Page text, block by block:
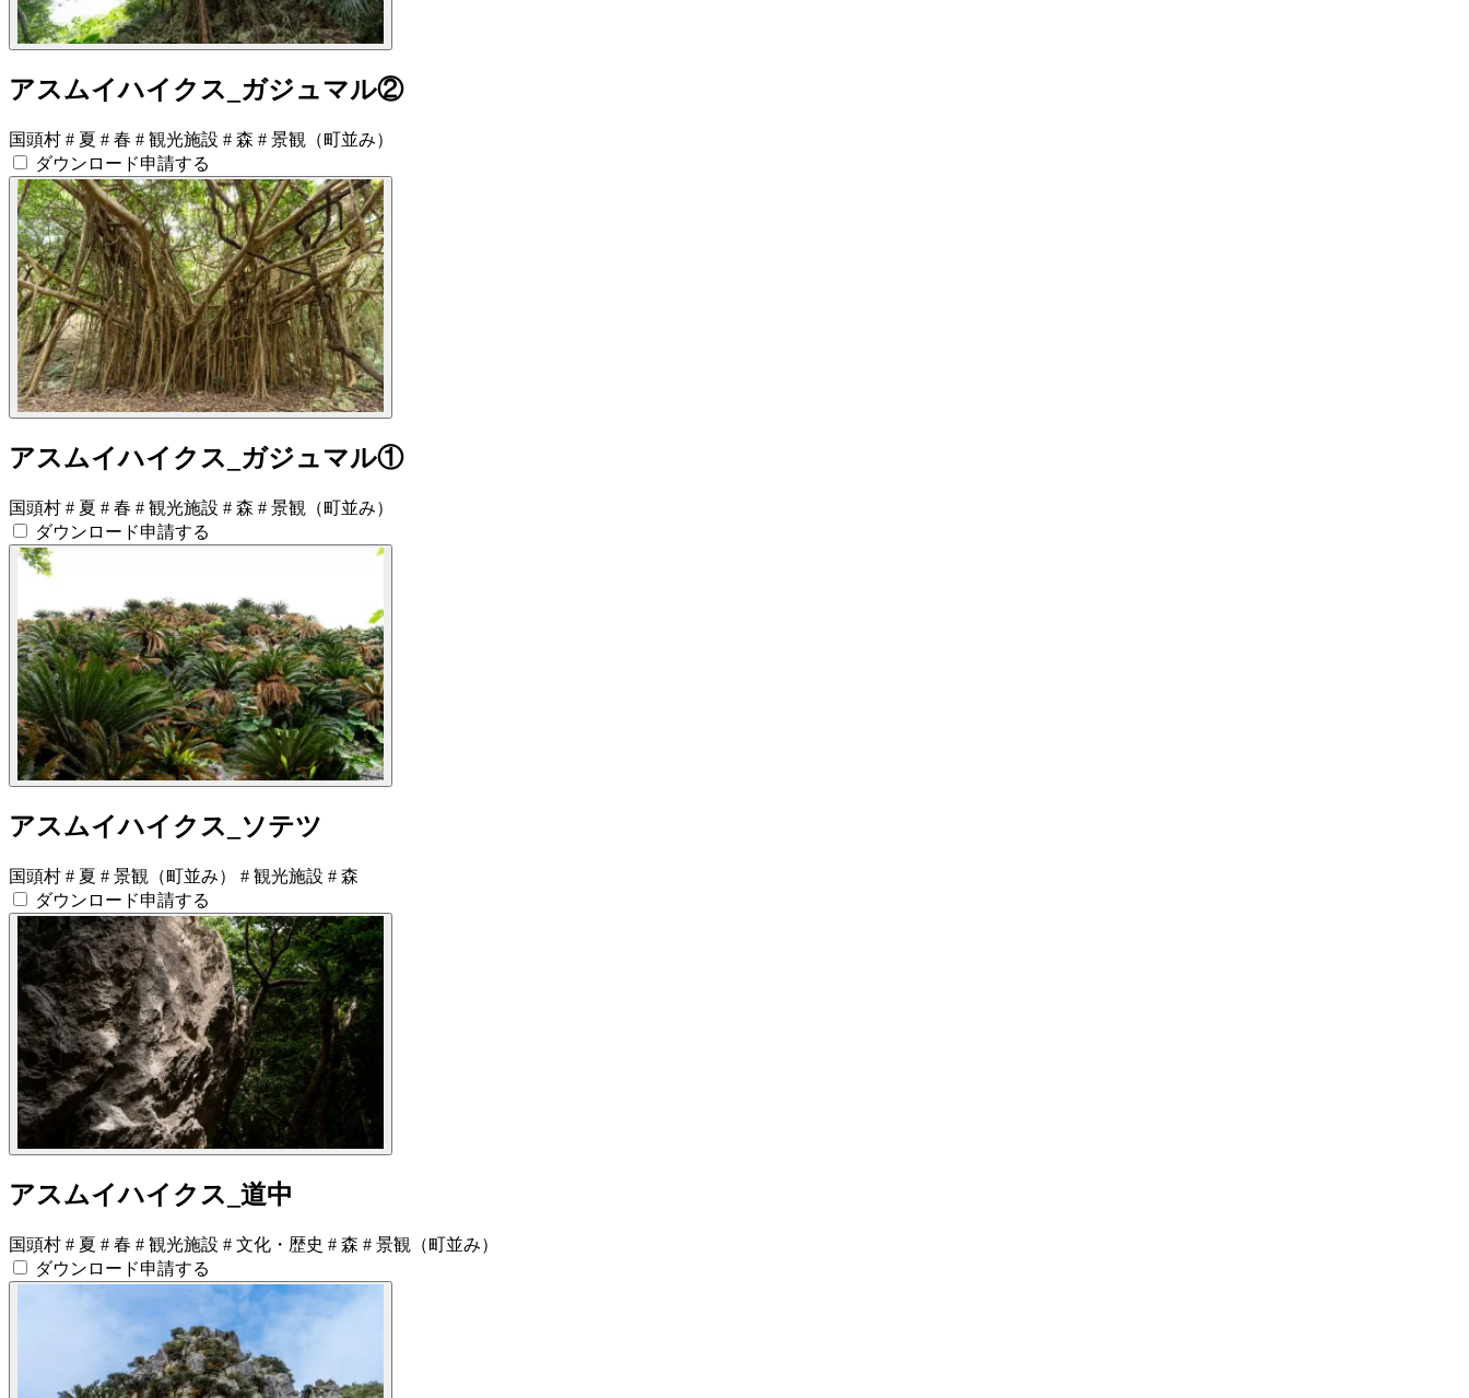
アスムイハイクス_ガジュマル②
国頭村 # 夏 # 春 # 観光施設 # 森 # 景観（町並み）
ダウンロード申請する
アスムイハイクス_ガジュマル①
国頭村 # 夏 # 春 # 観光施設 # 森 # 景観（町並み）
ダウンロード申請する
アスムイハイクス_ソテツ
国頭村 # 夏 # 景観（町並み） # 観光施設 # 森
ダウンロード申請する
アスムイハイクス_道中
国頭村 # 夏 # 春 # 観光施設 # 文化・歴史 # 森 # 景観（町並み）
ダウンロード申請する